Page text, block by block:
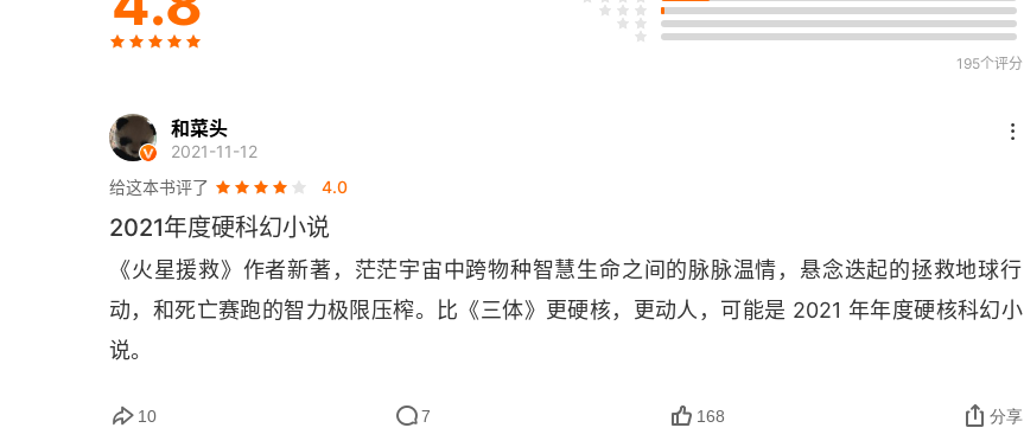
第十二章
第十四章
第十五章
第十七章
第十九章
195个评分
和菜头
2021-11-12
给这本书评了
4.0
2021年度硬科幻小说
《火星援救》作者新著，茫茫宇宙中跨物种智慧生命之间的脉脉温情，悬念迭起的拯救地球行
动，和死亡赛跑的智力极限压榨。比《三体》更硬核，更动人，可能是 2021 年年度硬核科幻小
说。
10 7 168 分享